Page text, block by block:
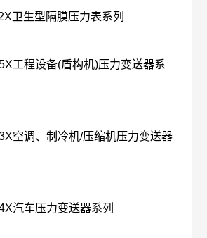
生型隔膜压力表系列
程设备(盾构机)压力变送器系
调、制冷机/压缩机压力变送器
车压力变送器系列